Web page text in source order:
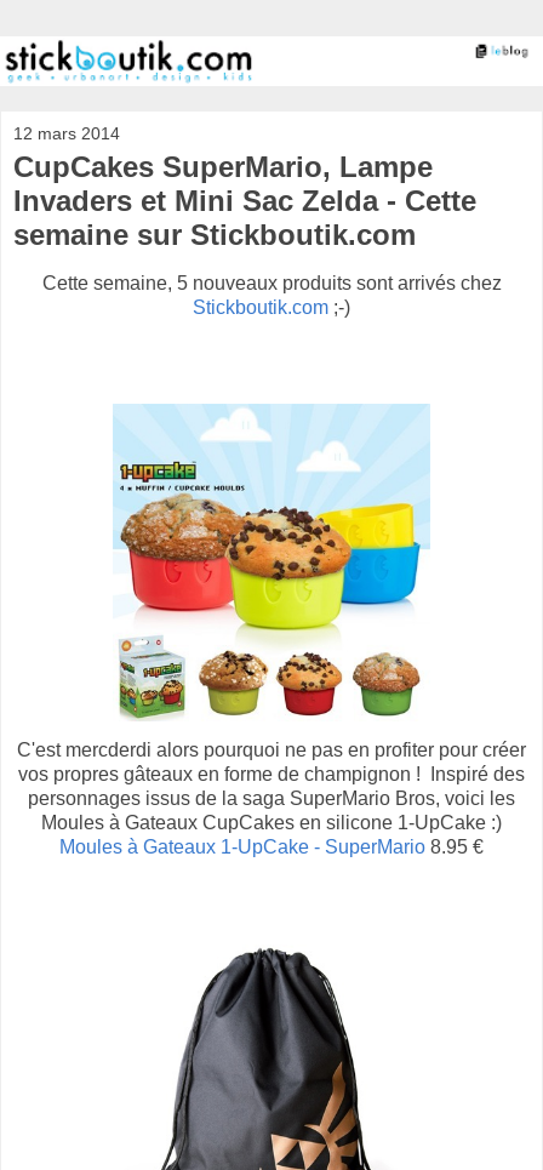
12 mars 2014
CupCakes SuperMario, Lampe
Invaders et Mini Sac Zelda - Cette
semaine sur Stickboutik.com
Cette semaine, 5 nouveaux produits sont arrivés chez
Stickboutik.com ;-)
C'est mercderdi alors pourquoi ne pas en profiter pour créer
vos propres gâteaux en forme de champignon ! Inspiré des
personnages issus de la saga SuperMario Bros, voici les
Moules à Gateaux CupCakes en silicone 1-UpCake :)
Moules à Gateaux 1-UpCake - SuperMario 8.95 €